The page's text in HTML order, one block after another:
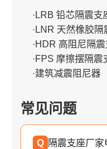
·LRB 铅芯隔震支
·LNR 天然橡胶隔
·HDR 高阻尼隔
·FPS 摩擦摆隔震
·建筑减震阻尼器
常见问题
Q 隔震支座厂家